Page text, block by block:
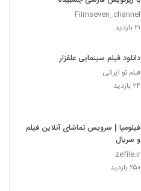
Filmseven_channel
۲۱ بازدید
دانلود فیلم سینمایی علفزار
فیلم تو ایرانی
۲۴ بازدید
فیلومیا | سرویس تماشای آنلاین فیلم
و سریال
zefile.ir
۲۵۰ بازدید